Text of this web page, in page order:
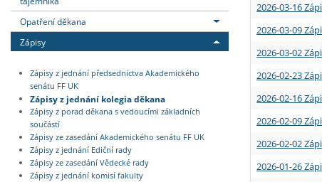
Opatření děkana
Zápisy
Zápisy z jednání předsednictva Akademického
senátu FF UK
Zápisy z jednání kolegia děkana
Zápisy z porad děkana s vedoucími základních
součástí
Zápisy ze zasedání Akademického senátu FF UK
Zápisy z jednání Ediční rady
Zápisy ze zasedání Vědecké rady
Zápisy z jednání komisí fakulty
2026-03-16
2026-03-09
2026-03-02
2026-02-23
2026-02-16
2026-02-09
2026-02-02
2026-01-26